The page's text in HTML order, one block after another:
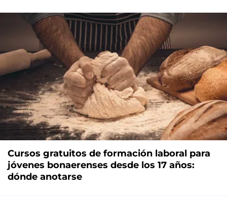
Cursos gratuitos de formación laboral para
jóvenes bonaerenses desde los 17 años:
dónde anotarse